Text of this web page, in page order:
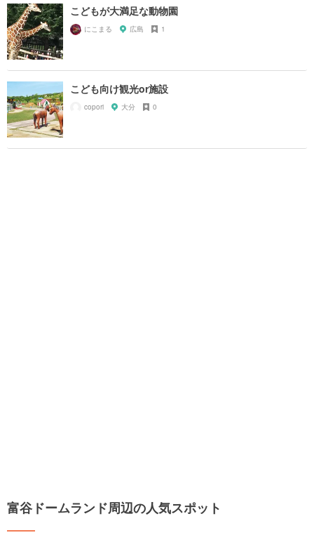
こどもが大満足な動物園
にこまる 広島 1
こども向け観光or施設
copori 大分 0
富谷ドームランド周辺の人気スポット